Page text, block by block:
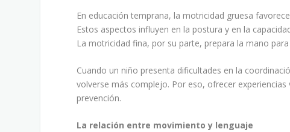
En educación temprana, la motricidad gruesa
Estos aspectos influyen en la postura y en la
La motricidad fina, por su parte, prepara la mano
Cuando un niño presenta dificultades en la
volverse más complejo. Por eso, ofrecer
prevención.
La relación entre movimiento y lenguaje